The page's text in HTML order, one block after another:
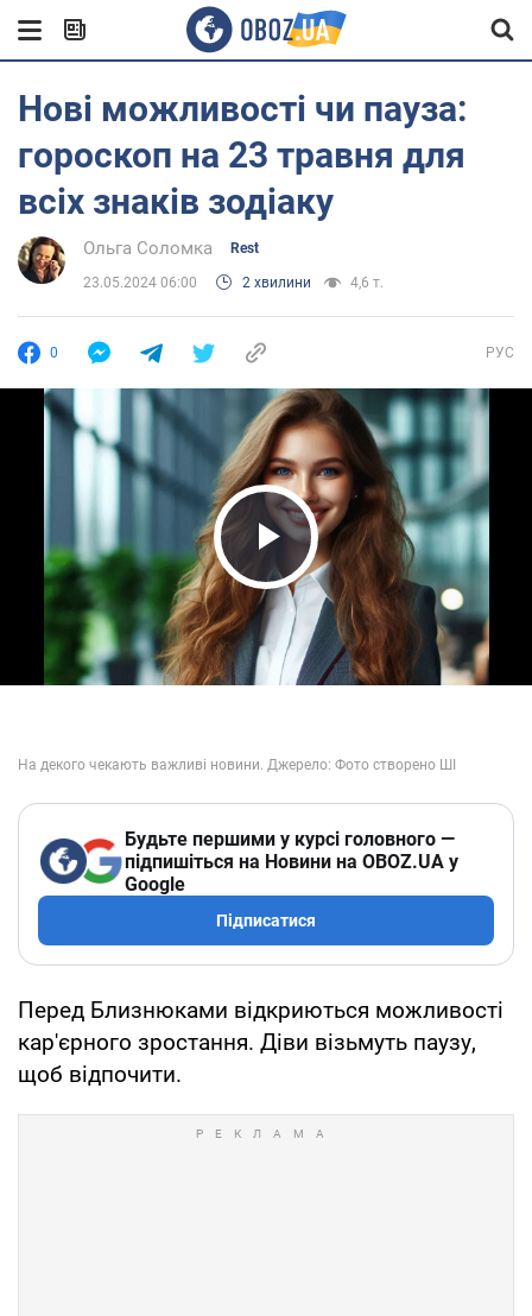
Нові можливості чи пауза:
гороскоп на 23 травня для
всіх знаків зодіаку
Ольга Соломка Rest
23.05.2024 06:00 2 хвилини 4,6 т.
0 РУС
Play Video
Будьте першими у курсі головного —
підпишіться на Новини на OBOZ.UA у
Google
Підписатися
Перед Близнюками відкриються можливості
кар'єрного зростання. Діви візьмуть паузу,
щоб відпочити.